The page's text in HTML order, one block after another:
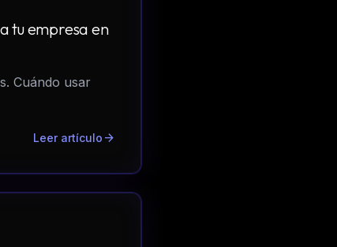
tu empresa en
Cuándo usar
Leer artículo arrow_forward